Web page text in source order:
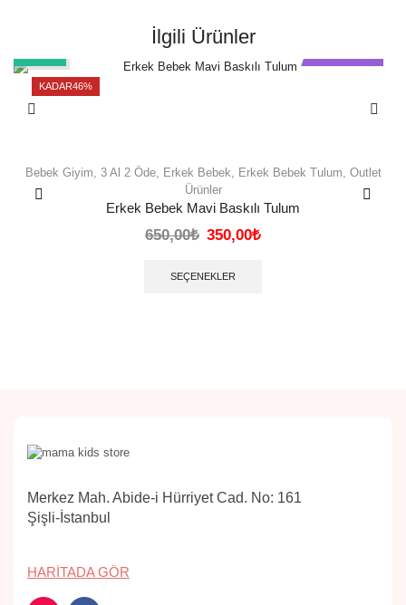
İlgili Ürünler
KADAR46%
Bebek Giyim 3 Al 2 Öde, Erkek Bebek Erkek Bebek Tulum Outlet
Ürünler
Erkek Bebek Mavi Baskılı Tulum
650,00₺ 350,00₺
SEÇENEKLER
Merkez Mah. Abide-i Hürriyet Cad. No: 161
Şişli-İstanbul
HARITADA GÖR